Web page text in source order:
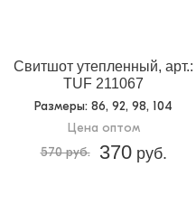
Свитшот утепленный, арт.:
TUF 211067
Размеры: 86, 92, 98, 104
Цена оптом
570 руб.
370руб.